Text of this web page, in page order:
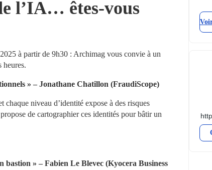
l’IA… êtes-vous
à partir de 9h30 : Archimag vous convie à un
heures.
» – Jonathane Chatillon (FraudiScope)
niveau d’identité expose à des risques
de cartographier ces identités pour bâtir un
bastion » – Fabien Le Blevec (Kyocera Business